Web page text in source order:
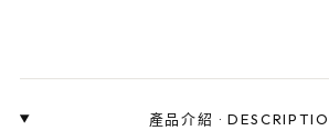
產品介紹 ·